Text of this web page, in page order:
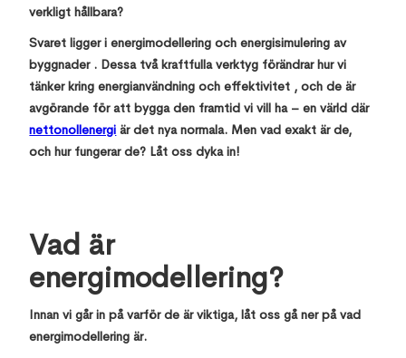
verkligt hållbara?
Svaret ligger i energimodellering och energisimulering av
byggnader . Dessa två kraftfulla verktyg förändrar hur vi
tänker kring energianvändning och effektivitet , och de är
avgörande för att bygga den framtid vi vill ha – en värld där
nettonollenergi är det nya normala. Men vad exakt är de,
och hur fungerar de? Låt oss dyka in!
Vad är
energimodellering?
Innan vi går in på varför de är viktiga, låt oss gå ner på vad
energimodellering är.